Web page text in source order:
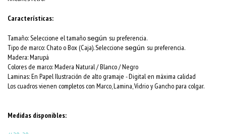
Características:
Tamaño: Seleccione el tamañosegún su preferencia.
Tipo de marco: Chato o Box (Caja). Seleccione según su preferencia.
Madera: Marupá
Colores de marco:Madera Natural / Blanco / Negro
Laminas: En Papel Ilustración de alto gramaje - Digital en máxima calidad
Los cuadros vienen completos con Marco, Lamina, Vidrio y Gancho para colgar.
Medidas disponibles: